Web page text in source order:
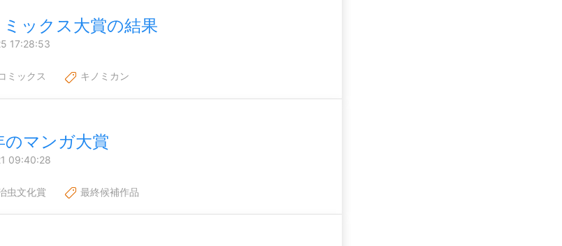
ックス大賞の結果
17:28:53
ミックス キノミカン
のマンガ大賞
09:40:28
虫文化賞 最終候補作品